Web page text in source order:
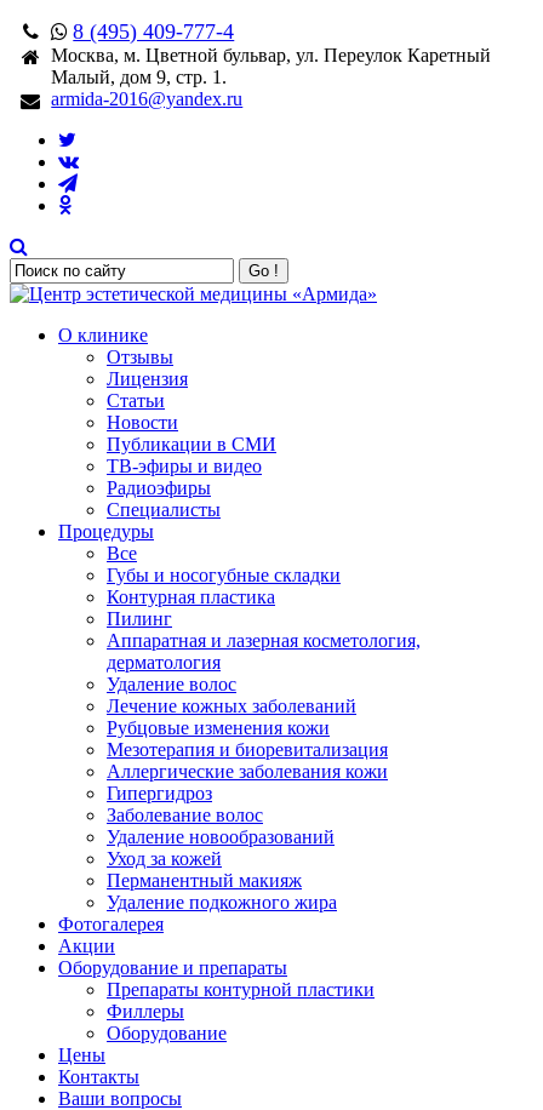
8 (495) 409-777-4
Москва, м. Цветной бульвар, ул. Переулок Каретный
Малый, дом 9, стр. 1.
armida-2016@yandex.ru
Go !
О клинике
Отзывы
Лицензия
Статьи
Новости
Публикации в СМИ
ТВ-эфиры и видео
Радиоэфиры
Специалисты
Процедуры
Все
Губы и носогубные складки
Контурная пластика
Пилинг
Аппаратная и лазерная косметология,
дерматология
Удаление волос
Лечение кожных заболеваний
Рубцовые изменения кожи
Мезотерапия и биоревитализация
Аллергические заболевания кожи
Гипергидроз
Заболевание волос
Удаление новообразований
Уход за кожей
Перманентный макияж
Удаление подкожного жира
Фотогалерея
Акции
Оборудование и препараты
Препараты контурной пластики
Филлеры
Оборудование
Цены
Контакты
Ваши вопросы